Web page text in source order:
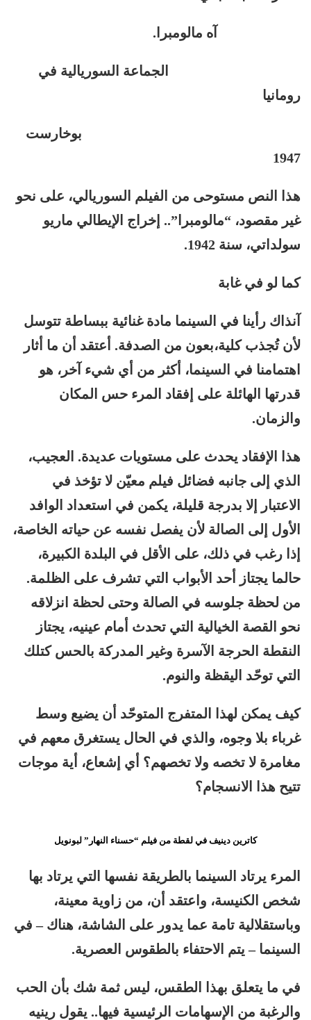
آه مالومبرا.
الجماعة السوريالية في
رومانيا
بوخارست
1947
هذا النص مستوحى من الفيلم السوريالي، على نحو
غير مقصود، “مالومبرا”.. إخراج الإيطالي ماريو
سولداتي، سنة 1942.
كما لو في غابة
آنذاك رأينا في السينما مادة غنائية ببساطة تتوسل
لأن تُجذب كلية،بعون من الصدفة. أعتقد أن ما أثار
اهتمامنا في السينما، أكثر من أي شيء آخر، هو
قدرتها الهائلة على إفقاد المرء حس المكان
والزمان.
هذا الإفقاد يحدث على مستويات عديدة. العجيب،
الذي إلى جانبه فضائل فيلم معيّن لا تؤخذ في
الاعتبار إلا بدرجة قليلة، يكمن في استعداد الوافد
الأول إلى الصالة لأن يفصل نفسه عن حياته الخاصة،
إذا رغب في ذلك، على الأقل في البلدة الكبيرة،
حالما يجتاز أحد الأبواب التي تشرف على الظلمة.
من لحظة جلوسه في الصالة وحتى لحظة انزلاقه
نحو القصة الخيالية التي تحدث أمام عينيه، يجتاز
النقطة الحرجة الآسرة وغير المدركة بالحس كتلك
التي توحّد اليقظة والنوم.
كيف يمكن لهذا المتفرج المتوحّد أن يضيع وسط
غرباء بلا وجوه، والذي في الحال يستغرق معهم في
مغامرة لا تخصه ولا تخصهم؟ أي إشعاع، أية موجات
تتيح هذا الانسجام؟
كاترين دينيف في لقطة من فيلم “حسناء النهار” لبونويل
المرء يرتاد السينما بالطريقة نفسها التي يرتاد بها
شخص الكنيسة، واعتقد أن، من زاوية معينة،
وباستقلالية تامة عما يدور على الشاشة، هناك – في
السينما – يتم الاحتفاء بالطقوس العصرية.
في ما يتعلق بهذا الطقس، ليس ثمة شك بأن الحب
والرغبة من الإسهامات الرئيسية فيها.. يقول رينيه